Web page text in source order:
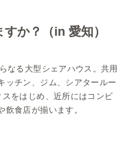
か？（in 愛知）
なる大型シェアハウス。共用
ッチン、ジム、シアタールー
をはじめ、近所にはコンビ
食店が揃います。